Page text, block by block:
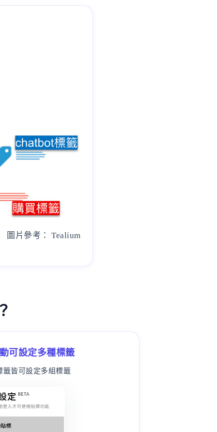
圖片參考： Tealium
可設定多種標籤
籤皆可設定多組標籤